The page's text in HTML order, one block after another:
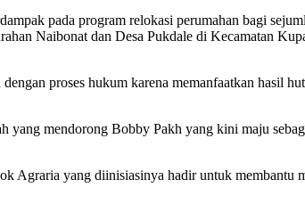
pada program relokasi perumahan bagi
Naibonat dan Desa Pukdale di Kecamatan
proses hukum karena memanfaatkan hasil
yang mendorong Bobby Pakh yang kini maju
Agraria yang diinisiasinya hadir untuk membantu